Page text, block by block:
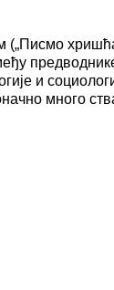
и
много